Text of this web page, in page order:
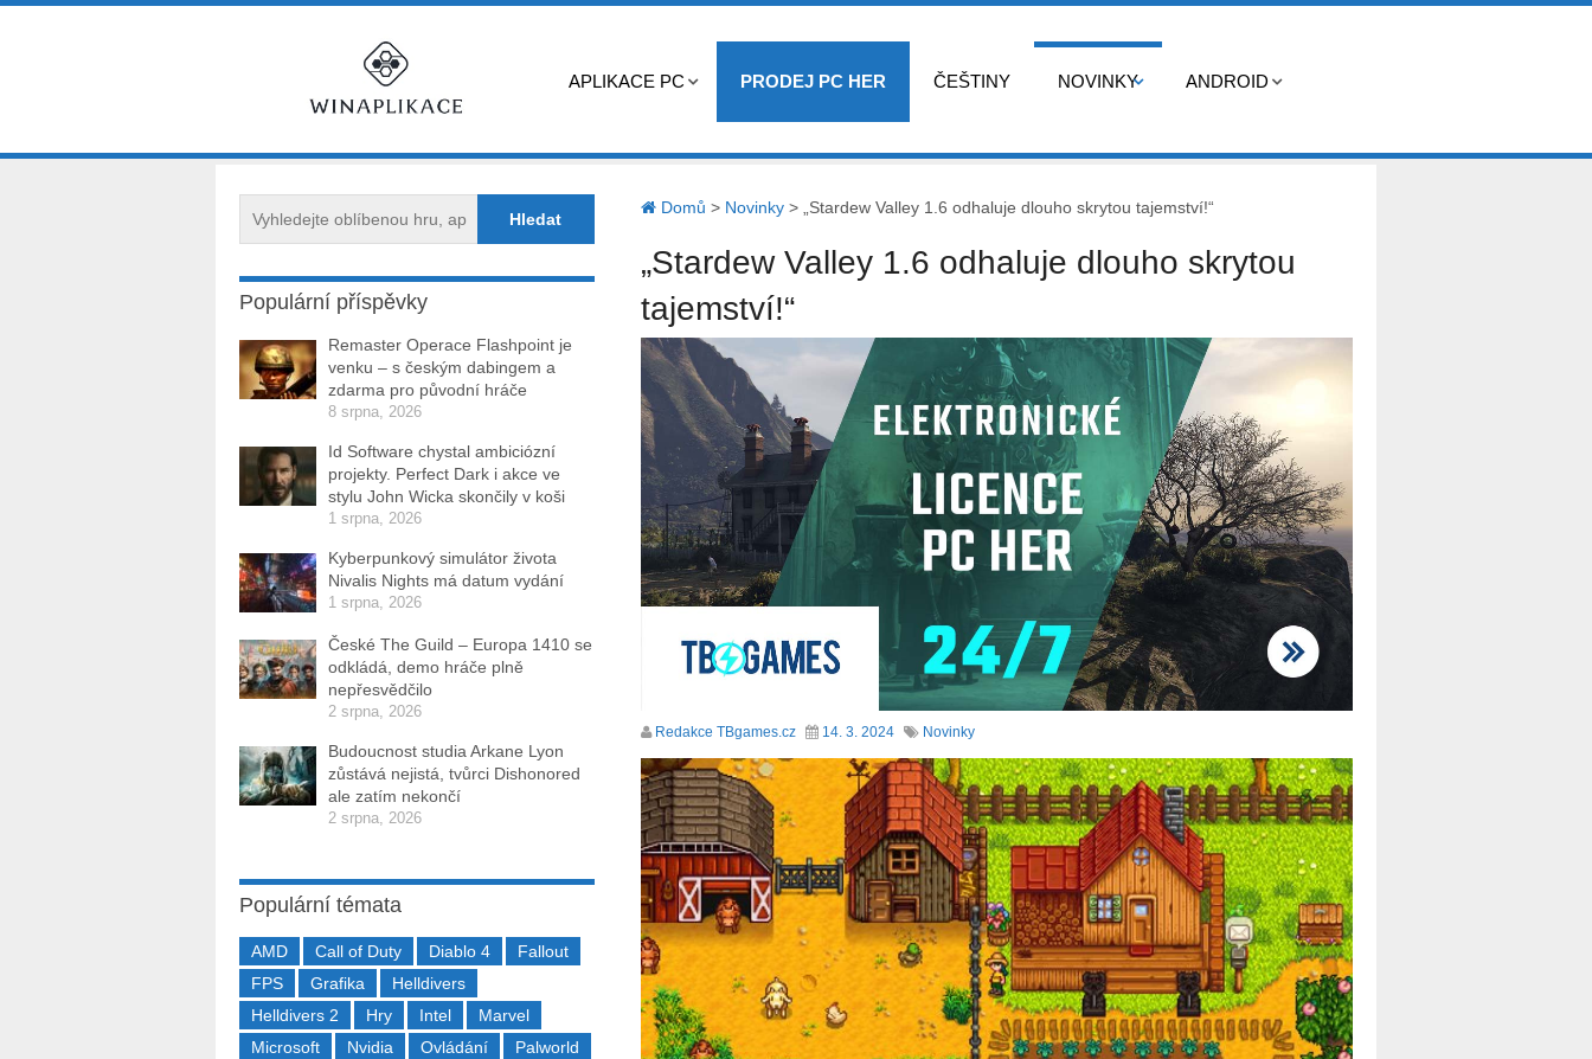
APLIKACE PC PRODEJ PC HER ČEŠTINY NOVINKY ANDROID
Domů > Novinky> „Stardew Valley 1.6 odhaluje dlouho skrytou tajemství!“
„Stardew Valley 1.6 odhaluje dlouho skrytou
tajemství!“
Redakce TBgames.cz 14. 3. 2024 Novinky
Populární příspěvky
Remaster Operace Flashpoint je
venku – s českým dabingem a
zdarma pro původní hráče
8 srpna, 2026
Id Software chystal ambiciózní
projekty. Perfect Dark i akce ve
stylu John Wicka skončily v koši
1 srpna, 2026
Kyberpunkový simulátor života
Nivalis Nights má datum vydání
1 srpna, 2026
České The Guild – Europa 1410 se
odkládá, demo hráče plně
nepřesvědčilo
2 srpna, 2026
Budoucnost studia Arkane Lyon
zůstává nejistá, tvůrci Dishonored
ale zatím nekončí
2 srpna, 2026
Populární témata
AMD Call of Duty Diablo 4
Fallout
FPS
Grafika
Helldivers
Helldivers 2
Hry Intel
Marvel
Microsoft
Nvidia Ovládání
Palworld